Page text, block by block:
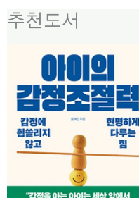
추천도서